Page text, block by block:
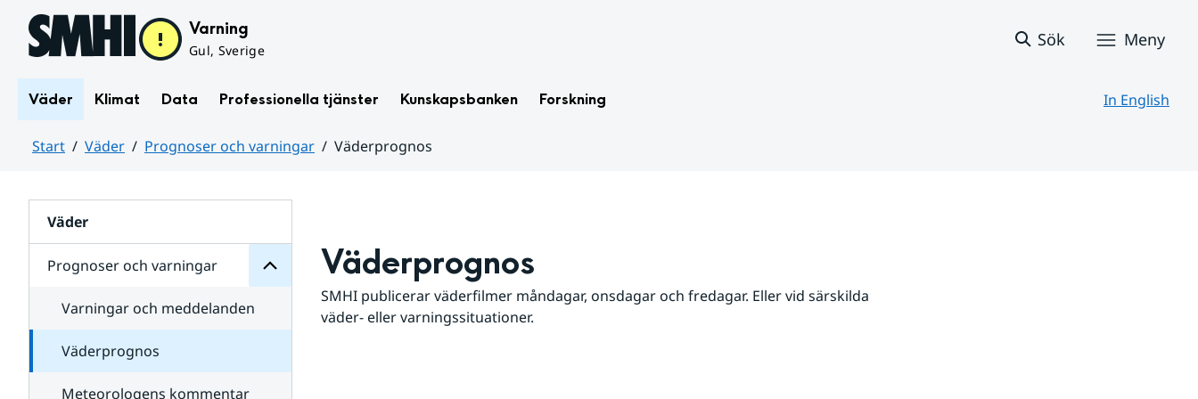
Hoppa till sidans innehåll Varning
Gul, Sverige
Sök Meny
Väder Klimat Data Professionella tjänster Kunskapsbanken Forskning In English
Start Väder Prognoser och varningar
Väderprognos
Väder
Prognoser och varningar
för
varningar
Varningar och meddelanden
Väderprognos
Meteorologens kommentar
Väderprognos
SMHI publicerar väderfilmer måndagar, onsdagar och fredagar. Eller vid särskilda
väder- eller varningssituationer.